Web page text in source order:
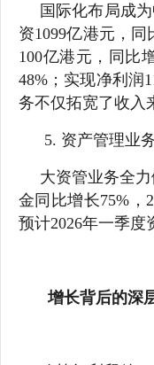
国际化布局成
资1099亿港元，
100亿港元，同比
48%；实现净利润
务不仅拓宽了收入
5. 资产管理业
大资管业务全
金同比增长75%，
预计2026年一季度
增长背后的深